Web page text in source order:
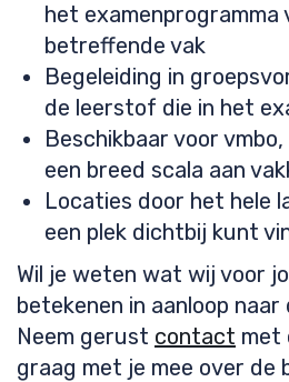
het examenprogramma
betreffende vak
Begeleiding in
de leerstof die in het
Beschikbaar voor
een breed scala aan
Locaties door het hele
een plek dichtbij kunt
Wil je weten wat wij voor
betekenen in aanloop naar
Neem gerust contact met
graag met je mee over de